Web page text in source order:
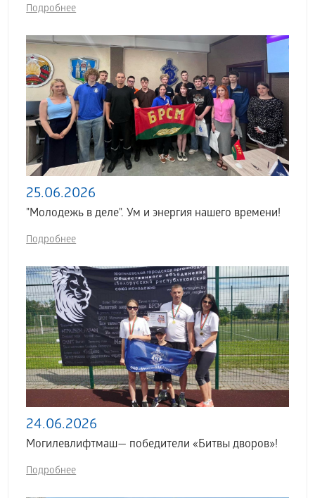
Подробнее
25.06.2026
"Молодежь в деле". Ум и энергия нашего времени!
Подробнее
24.06.2026
Могилевлифтмаш— победители «Битвы дворов»!
Подробнее